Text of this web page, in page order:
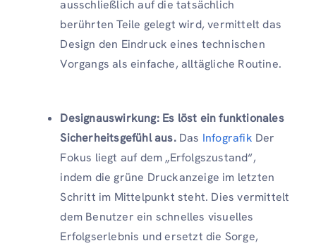
ausschließlich auf die tatsächlich
berührten Teile gelegt wird, vermittelt das
Design den Eindruck eines technischen
Vorgangs als einfache, alltägliche Routine.
Designauswirkung: Es löst ein funktionales
Sicherheitsgefühl aus.Das Infografik Der
Fokus liegt auf dem „Erfolgszustand“,
indem die grüne Druckanzeige im letzten
Schritt im Mittelpunkt steht. Dies vermittelt
dem Benutzer ein schnelles visuelles
Erfolgserlebnis und ersetzt die Sorge,